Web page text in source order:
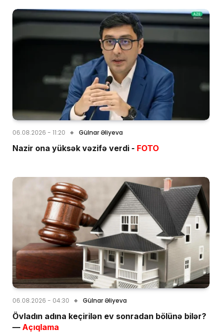
06.08.2026 - 11:20 Gülnar Əliyeva
Nazir ona yüksək vəzifə verdi - FOTO
06.08.2026 - 04:30 Gülnar Əliyeva
Övladın adına keçirilən ev sonradan bölünə bilər?
— Açıqlama